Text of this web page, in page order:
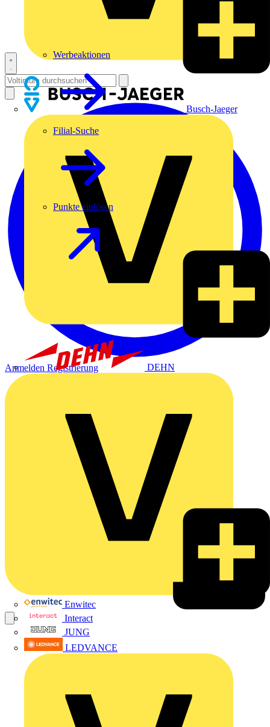
Busch-Jaeger
DEHN
Enwitec
Interact
JUNG
LEDVANCE
Werbeaktionen
Filial-Suche
Punkte einlösen
Anmelden Registrierung